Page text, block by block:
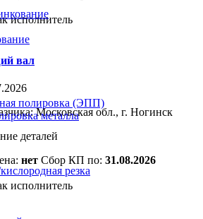
полировка (ЭПП)
металла
резка
вал
Московская обл., г. Ногинск
деталей
нет Сбор КП по: 31.08.2026